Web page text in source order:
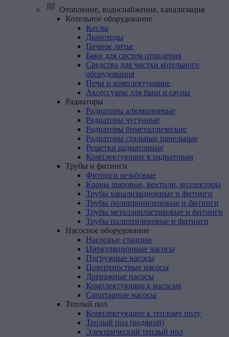
Отопление, водоснабжение, канализация
Котельное оборудование
Котлы
Дымоходы
Печное литье
Баки для систем отопления
Средства для чистки котельного
оборудования
Печи и комплектующие
Аксессуары для бани и сауны
Радиаторы
Радиаторы алюминиевые
Радиаторы чугунные
Радиаторы биметаллические
Радиаторы стальные панельные
Решетки радиаторные
Комплектующие к радиаторам
Трубы и фитинги
Фитинги резьбовые
Краны шаровые, вентили, коллекторы
Трубы канализационные и фитинги
Трубы полипропиленовые и фитинги
Трубы металлопластиковые и фитинги
Трубы полиэтиленовые и фитинги
Насосное оборудование
Насосные станции
Циркуляционные насосы
Погружные насосы
Поверхностные насосы
Дренажные насосы
Комплектующие к насосам
Санитарные насосы
Теплый пол
Комплектующие к теплому полу
Теплый пол (водяной)
Электрический теплый пол